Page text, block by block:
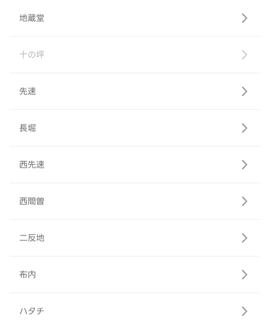
地蔵堂
十の坪
先速
長堀
西先速
西間曽
二反地
布内
ハタチ